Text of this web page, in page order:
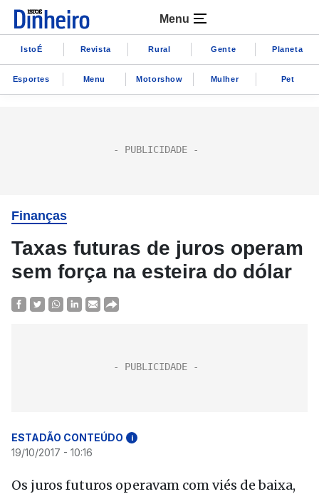
Menu
IstoÉ Revista Rural Gente Planeta
Esportes Menu Motorshow Mulher Pet
Finanças
Taxas futuras de juros operam
sem força na esteira do dólar
ESTADÃO CONTEÚDO i
19/10/2017 - 10:16
Os juros futuros operavam com viés de baixa,